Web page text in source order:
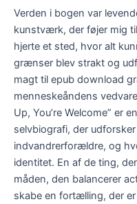
Verden i bogen var
kunstværk, der føjer mig
hjerte et sted, hvor alt
grænser blev strakt og
magt til epub download
menneskeåndens
Up, You’re Welcome” er
selvbiografi, der
indvandrerforældre, og
identitet. En af de ting,
måden, den balancerer
skabe en fortælling, der